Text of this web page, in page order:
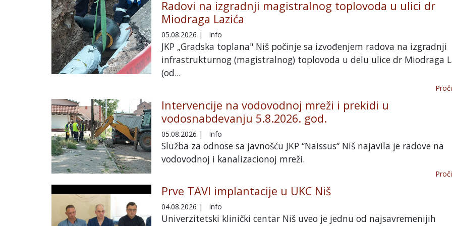
Radovi na izgradnji magistralnog toplovoda u ulici dr
Miodraga Lazića
05.08.2026 | Info
JKP „Gradska toplana" Niš počinje sa izvođenjem radova na izgradnji
infrastrukturnog (magistralnog) toplovoda u delu ulice dr Miodraga
(od...
Intervencije na vodovodnoj mreži i prekidi u
vodosnabdevanju 5.8.2026. god.
05.08.2026 | Info
Služba za odnose sa javnošću JKP “Naissus“ Niš najavila je radove na
vodovodnoj i kanalizacionoj mreži.
Prve TAVI implantacije u UKC Niš
04.08.2026 | Info
Univerzitetski klinički centar Niš uveo je jednu od najsavremenijih